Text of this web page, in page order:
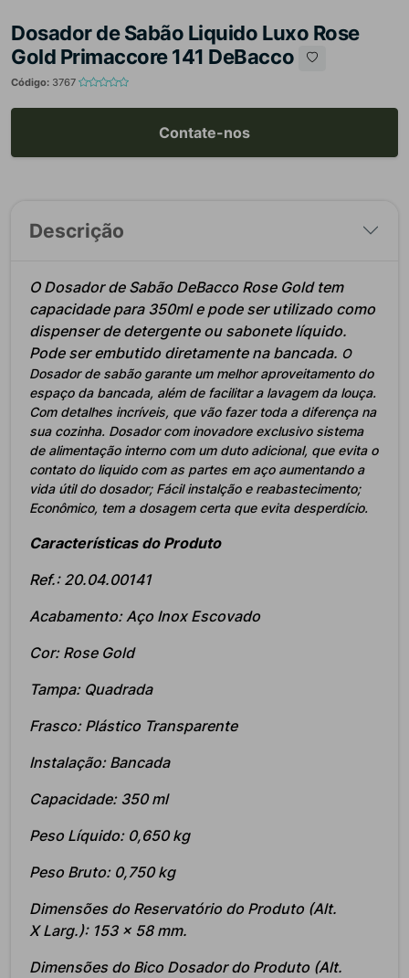
Dosador de Sabão Liquido Luxo Rose
Gold Primaccore 141 DeBacco
Código: 3767
Contate-nos
Descrição
O Dosador de Sabão DeBacco Rose Gold tem
capacidade para 350ml e pode ser utilizado como
dispenser de detergente ou sabonete líquido.
Pode ser embutido diretamente na bancada. O
Dosador de sabão garante um melhor aproveitamento do
espaço da bancada, além de facilitar a lavagem da louça.
Com detalhes incríveis, que vão fazer toda a diferença na
sua cozinha. Dosador com inovadore exclusivo sistema
de alimentação interno com um duto adicional, que evita o
contato do liquido com as partes em aço aumentando a
vida útil do dosador; Fácil instalção e reabastecimento;
Econômico, tem a dosagem certa que evita desperdício.
Características do Produto
Ref.: 20.04.00141
Acabamento: Aço Inox Escovado
Cor: Rose Gold
Tampa: Quadrada
Frasco: Plástico Transparente
Instalação: Bancada
Capacidade: 350 ml
Peso Líquido: 0,650 kg
Peso Bruto: 0,750 kg
Dimensões do Reservatório do Produto (Alt.
X Larg.): 153 x 58 mm.
Dimensões do Bico Dosador do Produto (Alt.